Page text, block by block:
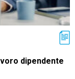
dipendente